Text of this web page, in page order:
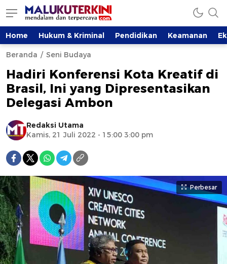
Home Hukum & Kriminal Pendidikan Keamanan
Beranda Seni Budaya
Hadiri Konferensi Kota Kreatif di
Brasil, Ini yang Dipresentasikan
Delegasi Ambon
Redaksi Utama
Kamis, 21 Juli 2022 - 15:00 3:00 pm
Perbesar